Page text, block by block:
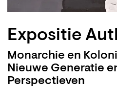
Expositie
Monarchie en
Nieuwe Generatie
Perspectieven